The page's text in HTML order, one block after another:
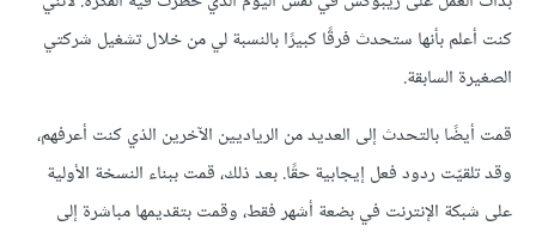
كنت أعلم بأنها ستحدث فرقًا كبيرًا بالنسبة لي من خلال تشغيل شركتي
الصغيرة السابقة.
قمت أيضًا بالتحدث إلى العديد من الرياديين الآخرين الذي كنت أعرفهم،
وقد تلقيّت ردود فعل إيجابية حقًا. بعد ذلك، قمت ببناء النسخة الأولية
على شبكة الإنترنت في بضعة أشهر فقط، وقمت بتقديمها مباشرة إلى